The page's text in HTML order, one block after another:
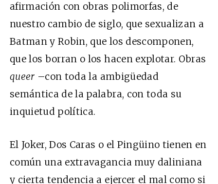
afirmación con obras polimorfas, de
nuestro cambio de siglo, que sexualizan a
Batman y Robin, que los descomponen,
que los borran o los hacen explotar. Obras
queer –con toda la ambigüedad
semántica de la palabra, con toda su
inquietud política.
El Joker, Dos Caras o el Pingüino tienen en
común una extravagancia muy daliniana
y cierta tendencia a ejercer el mal como si